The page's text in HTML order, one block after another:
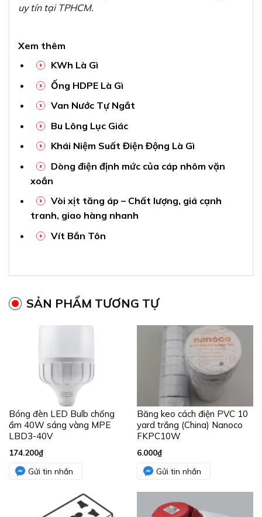
uy tín tại TPHCM.
Xem thêm
KWh Là Gì
Ống HDPE Là Gì
Van Nước Tự Ngắt
Bu Lông Lục Giác
Khái Niệm Suất Điện Động Là Gì
Dòng điện định mức của cáp nhôm vặn
xoắn
Vòi xịt tăng áp – Chất lượng, giá cạnh
tranh, giao hàng nhanh
Vít Bắn Tôn
SẢN PHẨM TƯƠNG TỰ
Bóng đèn LED Bulb chống
ẩm 40W sáng vàng MPE
LBD3-40V
174.200₫
Gửi tin nhắn
Băng keo cách điện PVC 10
yard trắng (China) Nanoco
FKPC10W
6.000₫
Gửi tin nhắn